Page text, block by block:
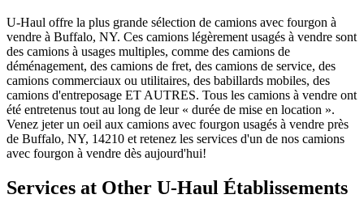
U-Haul offre la plus grande sélection de camions avec fourgon à
vendre à Buffalo, NY. Ces camions légèrement usagés à vendre sont
des camions à usages multiples, comme des camions de
déménagement, des camions de fret, des camions de service, des
camions commerciaux ou utilitaires, des babillards mobiles, des
camions d'entreposage ET AUTRES. Tous les camions à vendre ont
été entretenus tout au long de leur « durée de mise en location ».
Venez jeter un oeil aux camions avec fourgon usagés à vendre près
de Buffalo, NY, 14210 et retenez les services d'un de nos camions
avec fourgon à vendre dès aujourd'hui!
Services at Other U-Haul Établissements